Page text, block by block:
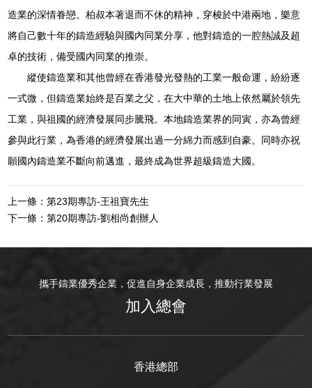
造業的深情眷戀。柏叔本著退而不休的精神，穿梭於中港兩地，樂意
將自己數十年的鑄造經驗與國內同業分享，他對鑄造的一腔熱誠及超
卓的技術，備受國內同業的推崇。
縱使鑄造業和其他曾經在香港發光發熱的工業一般命運，紛紛逐
一式微，但鑄造業始終是百業之父，在大中華的土地上依然屬於領先
工業，與祖國的經濟發展同步騰飛。本地鑄造業界的同寅，亦為曾經
參與此行業，為香港的經濟發展出過一分綿力而感到自豪。同時亦祝
願國內鑄造業不斷向前邁進，最終成為世界超級鑄造大國。
上一條：第23期專訪-王祖寶先生
下一條：第20期專訪-劉相尚創辦人
攜手鑄業優秀企業，促進自身企業成長，推動行業發展
加入總會
香港總部